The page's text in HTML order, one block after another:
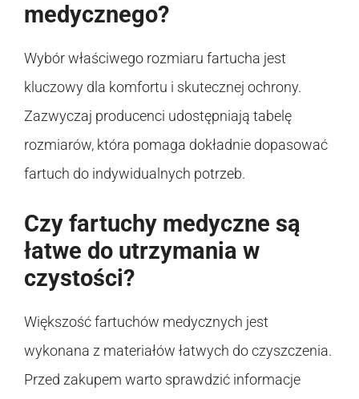
medycznego?
Wybór właściwego rozmiaru fartucha jest
kluczowy dla komfortu i skutecznej ochrony.
Zazwyczaj producenci udostępniają tabelę
rozmiarów, która pomaga dokładnie dopasować
fartuch do indywidualnych potrzeb.
Czy fartuchy medyczne są
łatwe do utrzymania w
czystości?
Większość fartuchów medycznych jest
wykonana z materiałów łatwych do czyszczenia.
Przed zakupem warto sprawdzić informacje